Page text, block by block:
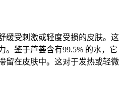
缓受刺激或轻度受损的皮肤。这
。鉴于芦荟含有99.5% 的水，它
留在皮肤中。这对于发热或轻微